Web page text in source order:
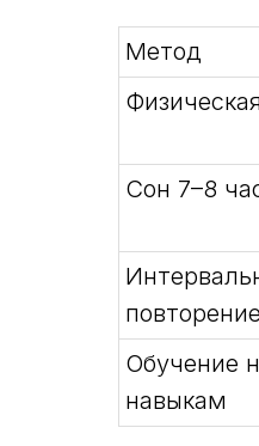
Метод
Сон 7–8
повторение
Обучение
навыкам